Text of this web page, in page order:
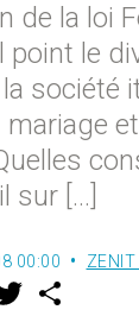
de la loi
point le
société
sur […]
00:00
w